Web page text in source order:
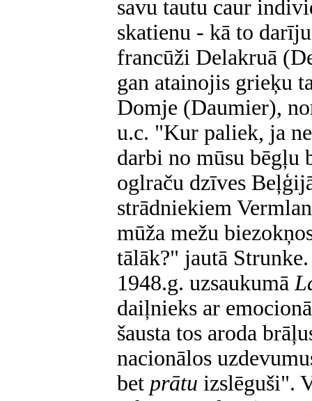
savu tautu caur
skatienu - kā to
francūži Delakruā
gan atainojis grieķu
Domje (Daumier),
u.c. "Kur paliek, ja
darbi no mūsu bēgļu
oglraču dzīves
strādniekiem
mūža mežu
tālāk?" jautā
1948.g. uzsaukumā
daiļnieks ar
šausta tos aroda
nacionālos
bet prātu izslēguši".